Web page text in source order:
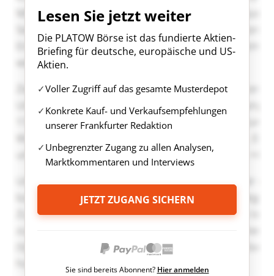
Lesen Sie jetzt weiter
Die PLATOW Börse ist das fundierte Aktien-
Briefing für deutsche, europäische und US-
Aktien.
Voller Zugriff auf das gesamte Musterdepot
Konkrete Kauf- und Verkaufsempfehlungen
unserer Frankfurter Redaktion
Unbegrenzter Zugang zu allen Analysen,
Marktkommentaren und Interviews
JETZT ZUGANG SICHERN
Sie sind bereits Abonnent? Hier anmelden